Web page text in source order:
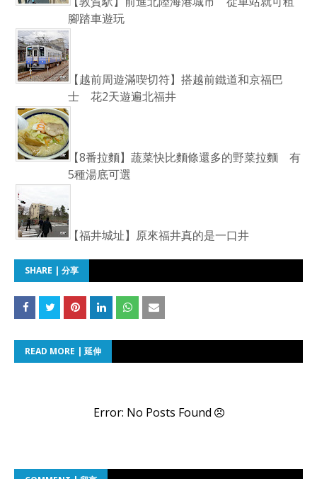
腳踏車遊玩
【越前周遊滿喫切符】搭越前鐵道和京福巴
士 花2天遊遍北福井
【8番拉麵】蔬菜快比麵條還多的野菜拉麵 有
5種湯底可選
【福井城址】原來福井真的是一口井
SHARE | 分享
READ MORE | 延伸
Error: No Posts Found